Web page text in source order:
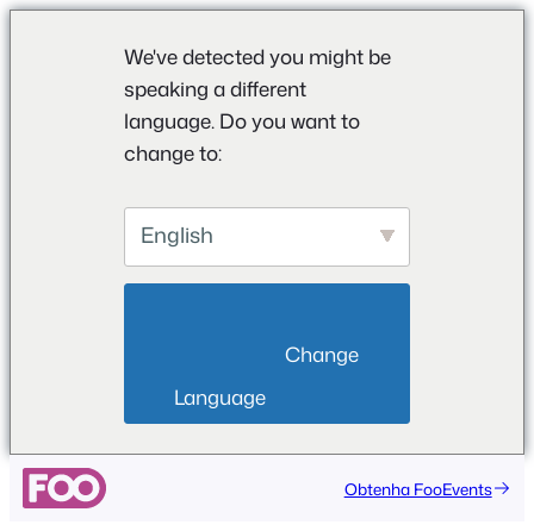
We've detected you might be
speaking a different
language. Do you want to
change to:
English
Language
Saltar
para
Obtenha FooEvents